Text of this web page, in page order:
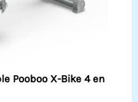
Pooboo X-Bike 4 en